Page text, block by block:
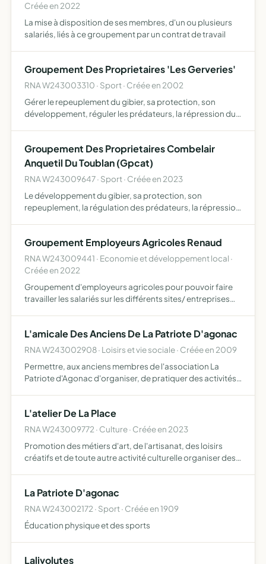
Créée en 2022
La mise à disposition de ses membres, d'un ou plusieurs
salariés, liés à ce groupement par un contrat de travail
Groupement Des Proprietaires 'Les Gerveries'
RNA W243003310 · Sport · Créée en 2002
Gérer le repeuplement du gibier, sa protection, son
développement, réguler les prédateurs, la répression du
Groupement Des Proprietaires Combelair
Anquetil Du Toublan (Gpcat)
RNA W243009647 · Sport · Créée en 2023
Le développement du gibier, sa protection, son
repeuplement, la régulation des prédateurs, la répression
chass…
Groupement Employeurs Agricoles Renaud
RNA W243009441 · Economie et développement local ·
Créée en 2022
Groupement d'employeurs agricoles pour pouvoir faire
travailler les salariés sur les différents sites/ entreprises
L'amicale Des Anciens De La Patriote D'agonac
RNA W243002908 · Loisirs et vie sociale · Créée en 2009
Permettre, aux anciens membres de l'association La
Patriote d'Agonac d'organiser, de pratiquer des activités
collabora…
L'atelier De La Place
RNA W243009772 · Culture · Créée en 2023
Promotion des métiers d'art, de l'artisanat, des loisirs
créatifs et de toute autre activité culturelle organiser des
La Patriote D'agonac
RNA W243002172 · Sport · Créée en 1909
Éducation physique et des sports
Lalivolutes